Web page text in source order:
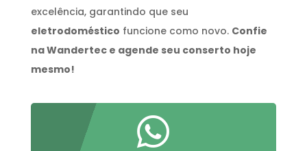
excelência, garantindo que seu
eletrodoméstico funcione como novo. Confie
na Wandertec e agende seu conserto hoje
mesmo!
